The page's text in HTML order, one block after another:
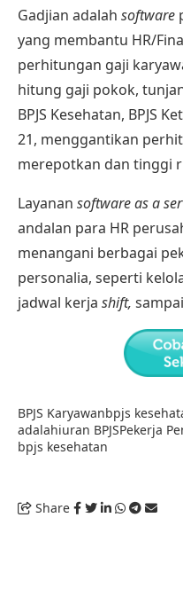
Gadjian adalah software
yang membantu HR/
perhitungan gaji
hitung gaji pokok,
BPJS Kesehatan, BPJS
21, menggantikan
merepotkan dan tinggi
Layanan software as a
andalan para HR
menangani berbagai
personalia, seperti
jadwal kerja shift, sampai
BPJS Karyawanbpjs
adalahiuran BPJSPekerja
bpjs kesehatan
Share